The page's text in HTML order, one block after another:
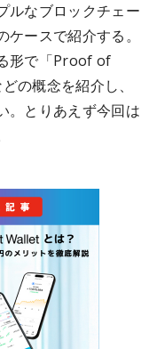
ルなブロックチェー
ースで紹介する。
形で「Proof of
の概念を紹介し、
。とりあえず今回は